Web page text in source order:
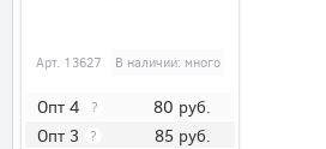
Арт. 13627 В наличии: много
Опт 4 ? 80 руб.
Опт 3 ? 85 руб.